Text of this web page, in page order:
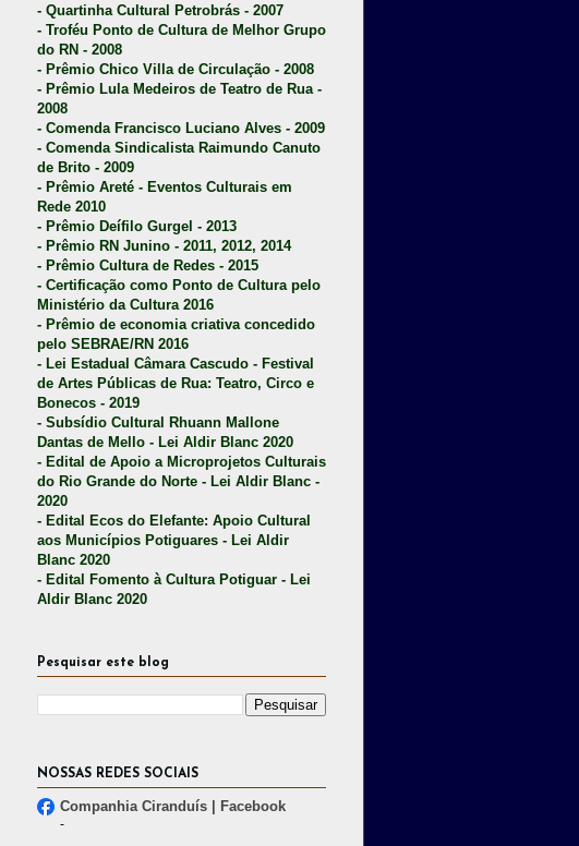
- Quartinha Cultural Petrobrás - 2007
- Troféu Ponto de Cultura de Melhor Grupo
do RN - 2008
- Prêmio Chico Villa de Circulação - 2008
- Prêmio Lula Medeiros de Teatro de Rua -
2008
- Comenda Francisco Luciano Alves - 2009
- Comenda Sindicalista Raimundo Canuto
de Brito - 2009
- Prêmio Areté - Eventos Culturais em
Rede 2010
- Prêmio Deífilo Gurgel - 2013
- Prêmio RN Junino - 2011, 2012, 2014
- Prêmio Cultura de Redes - 2015
- Certificação como Ponto de Cultura pelo
Ministério da Cultura 2016
- Prêmio de economia criativa concedido
pelo SEBRAE/RN 2016
- Lei Estadual Câmara Cascudo - Festival
de Artes Públicas de Rua: Teatro, Circo e
Bonecos - 2019
- Subsídio Cultural Rhuann Mallone
Dantas de Mello - Lei Aldir Blanc 2020
- Edital de Apoio a Microprojetos Culturais
do Rio Grande do Norte - Lei Aldir Blanc -
2020
- Edital Ecos do Elefante: Apoio Cultural
aos Municípios Potiguares - Lei Aldir
Blanc 2020
- Edital Fomento à Cultura Potiguar - Lei
Aldir Blanc 2020
Pesquisar este blog
NOSSAS REDES SOCIAIS
Companhia Ciranduís | Facebook
-